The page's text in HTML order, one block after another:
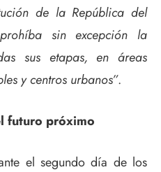
de la República del
sin excepción la
sus etapas, en áreas
y centros urbanos”.
futuro próximo
el segundo día de los